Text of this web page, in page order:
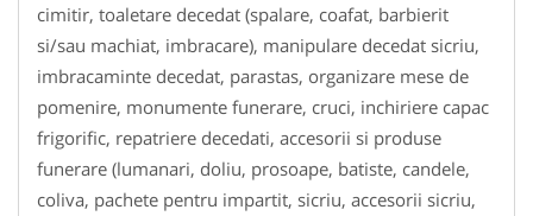
cimitir, toaletare decedat (spalare, coafat, barbierit
si/sau machiat, imbracare), manipulare decedat sicriu,
imbracaminte decedat, parastas, organizare mese de
pomenire, monumente funerare, cruci, inchiriere capac
frigorific, repatriere decedati, accesorii si produse
funerare (lumanari, doliu, prosoape, batiste, candele,
coliva, pachete pentru impartit, sicriu, accesorii sicriu,